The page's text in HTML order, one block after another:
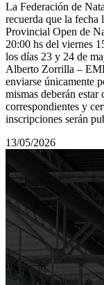
La Federación de
recuerda que la
Provincial Open de
20:00 hs del viernes
los días 23 y 24 de
Alberto Zorrilla –
enviarse únicamente
mismas deberán
correspondientes y
inscripciones serán
13/05/2026